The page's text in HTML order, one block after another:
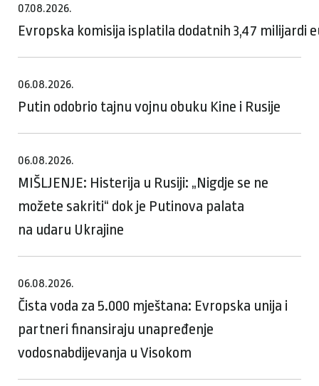
07.08.2026.
Evropska komisija isplatila dodatnih 3,47 milijardi
06.08.2026.
Putin odobrio tajnu vojnu obuku Kine i Rusije
06.08.2026.
MIŠLJENJE: Histerija u Rusiji: „Nigdje se ne
možete sakriti“ dok je Putinova palata
na udaru Ukrajine
06.08.2026.
Čista voda za 5.000 mještana: Evropska unija i
partneri finansiraju unapređenje
vodosnabdijevanja u Visokom